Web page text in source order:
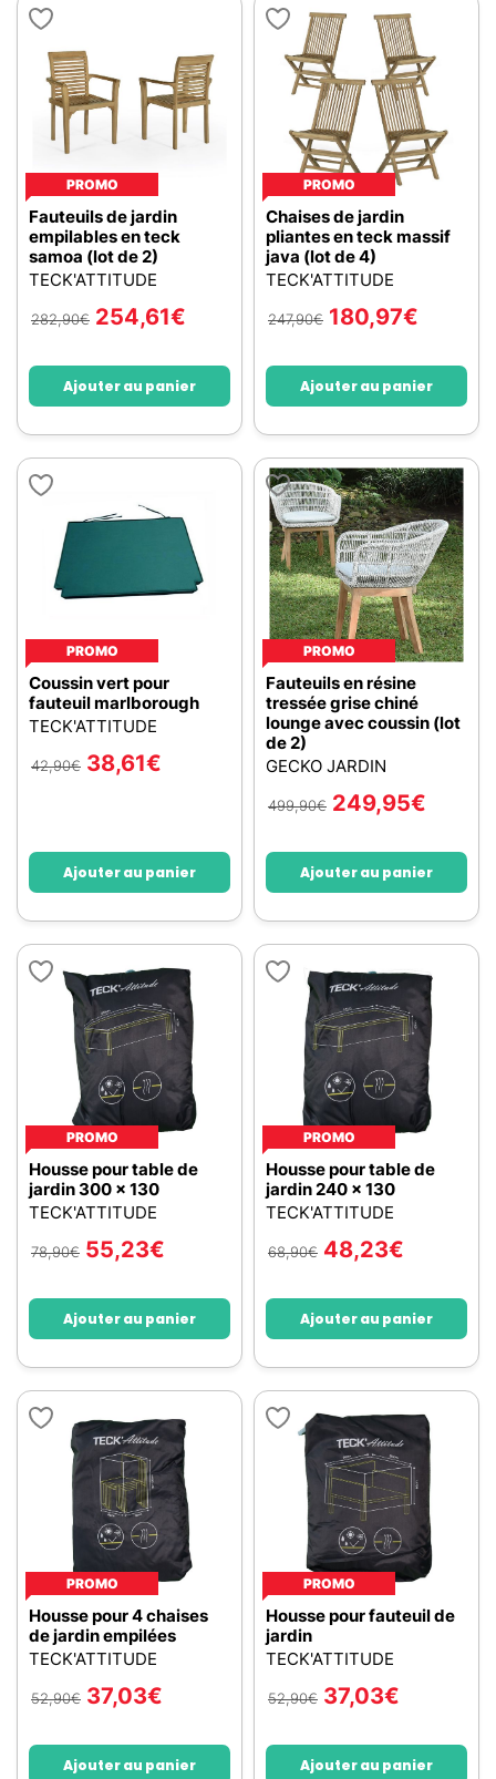
PROMO
Fauteuils de jardin
empilables en teck
samoa (lot de 2)
TECK'ATTITUDE
282,90€ 254,61€
Ajouter au panier
PROMO
Chaises de jardin
pliantes en teck massif
java (lot de 4)
TECK'ATTITUDE
247,90€ 180,97€
Ajouter au panier
PROMO
Coussin vert pour
fauteuil marlborough
TECK'ATTITUDE
42,90€ 38,61€
Ajouter au panier
PROMO
Fauteuils en résine
tressée grise chiné
lounge avec coussin (lot
de 2)
GECKO JARDIN
499,90€ 249,95€
Ajouter au panier
PROMO
Housse pour table de
jardin 300 x 130
TECK'ATTITUDE
78,90€ 55,23€
Ajouter au panier
PROMO
Housse pour table de
jardin 240 x 130
TECK'ATTITUDE
68,90€ 48,23€
Ajouter au panier
PROMO
Housse pour 4 chaises
de jardin empilées
TECK'ATTITUDE
52,90€ 37,03€
Ajouter au panier
PROMO
Housse pour fauteuil de
jardin
TECK'ATTITUDE
52,90€ 37,03€
Ajouter au panier